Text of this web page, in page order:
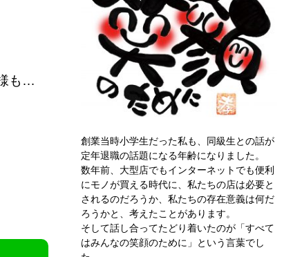
も…
創業当時小学生だった私も、同級生との話が
定年退職の話題になる年齢になりました。
数年前、大型店でもインターネットでも便利
にモノが買える時代に、私たちの店は必要と
されるのだろうか、私たちの存在意義は何だ
ろうかと、考えたことがあります。
そして話し合ってたどり着いたのが「すべて
はみんなの笑顔のために」という言葉でし